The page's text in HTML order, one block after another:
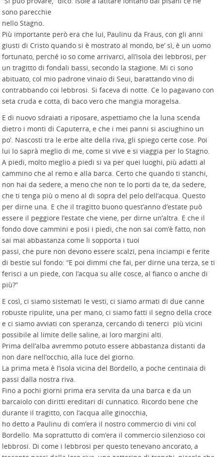
sono parecchie
nello Stagno.
Più importante però era che lui, Paulinu da Fraus, con gli anni
giusti di Cristo quando si è mostrato al mondo, be’ sì, è un uomo
fortunato, perché io so come arrivarci, all’isola dei lebbrosi, per
un tragitto di fondali bassi, secondo la stagione. Mi ci sono
abituato, col mio padrone vinaio di Seui, barattando vino di
contrabbando coi lebbrosi. Si faceva di notte. Ce lo pagavano con
seta cruda e cotta, di baco vero che mangia moragelsa.
E di nuovo sdraiati a riposare, aspettiamo che la luna scenda
dietro i monti di Caputerra, e che i mei panni si asciughino un
po’. Nascosti tra le erbe alte della riva, gli spiego certe cose. Poi
lui lo saprà meglio di me, come si vive e si viaggia per lo Stagno.
A piedi, molto meglio a piedi si va per quei luoghi, più adatti al
cammino che al remo e alla barca. Certo che quando ti stanchi,
non hai da sedere, a meno che non te lo porti da te, da sedere,
che ti tenga più o meno al di sopra del pelo dell’acqua. Questo
per dirne una. E che il tragitto buono quest’anno d’estate può
essere il peggiore l’estate che viene, per dirne un’altra. E che il
fondo dove cammini e posi i piedi, che non sai com’è fatto, non
sai mai abbastanza come li sopporta i tuoi
passi, che pure non devono essere scalzi, pena inciampi e ferite
di bestie sul fondo: “E poi dimmi che fai, per dirne una terza, se ti
ferisci a un piede, con l’acqua su alle cosce, al fianco o anche di
più?”
E così, ci siamo sistemati le vesti, ci siamo armati di due canne
robuste ripulite, una per mano, ci siamo fatti il segno della croce
e ci siamo avviati con speranza, cercando di tenerci più vicini
possibile al limite delle saline, ai loro margini alti.
Prima dell’alba avremmo potuto essere abbastanza distanti da
non dare nell’occhio, alla luce del giorno.
La prima meta è l’isola vicina del Bordello, a poche centinaia di
passi dalla nostra riva.
Fino a pochi giorni prima era servita da una barca e da un
barcaiolo con diritti ereditari di cunnatico. Ricordo bene che
durante il tragitto, con l’acqua alle ginocchia,
ho detto a Paulinu di com’era il nostro commercio di vini col
Bordello. Ma soprattutto di com’era il commercio silenzioso coi
lebbrosi. Di come i lebbrosi per questo tenevano ancorato, a